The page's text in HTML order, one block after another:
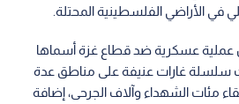
في الأراضي الفلسطينية المحتلة.
عملية عسكرية ضد قطاع غزة أسماها
سلسلة غارات عنيفة على مناطق عدة
مئات الشهداء وآلاف الجرحى، إضافة